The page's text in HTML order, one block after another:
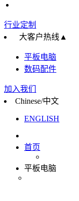
行业定制
大客户热线 ▲
平板电脑
数码配件
加入我们
Chinese/中文
ENGLISH
首页
平板电脑